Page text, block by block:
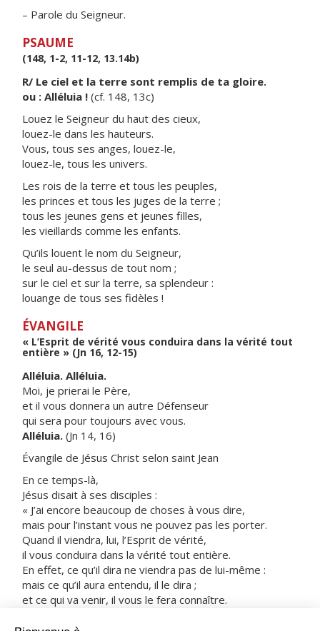
– Parole du Seigneur.
PSAUME
(148, 1-2, 11-12, 13.14b)
R/ Le ciel et la terre sont remplis de ta gloire.
ou : Alléluia ! (cf. 148, 13c)
Louez le Seigneur du haut des cieux,
louez-le dans les hauteurs.
Vous, tous ses anges, louez-le,
louez-le, tous les univers.
Les rois de la terre et tous les peuples,
les princes et tous les juges de la terre ;
tous les jeunes gens et jeunes filles,
les vieillards comme les enfants.
Qu’ils louent le nom du Seigneur,
le seul au-dessus de tout nom ;
sur le ciel et sur la terre, sa splendeur :
louange de tous ses fidèles !
ÉVANGILE
« L’Esprit de vérité vous conduira dans la vérité tout
entière » (Jn 16, 12-15)
Alléluia. Alléluia.
Moi, je prierai le Père,
et il vous donnera un autre Défenseur
qui sera pour toujours avec vous.
Alléluia. (Jn 14, 16)
Évangile de Jésus Christ selon saint Jean
En ce temps-là,
Jésus disait à ses disciples :
« J’ai encore beaucoup de choses à vous dire,
mais pour l’instant vous ne pouvez pas les porter.
Quand il viendra, lui, l’Esprit de vérité,
il vous conduira dans la vérité tout entière.
En effet, ce qu’il dira ne viendra pas de lui-même :
mais ce qu’il aura entendu, il le dira ;
et ce qui va venir, il vous le fera connaître.